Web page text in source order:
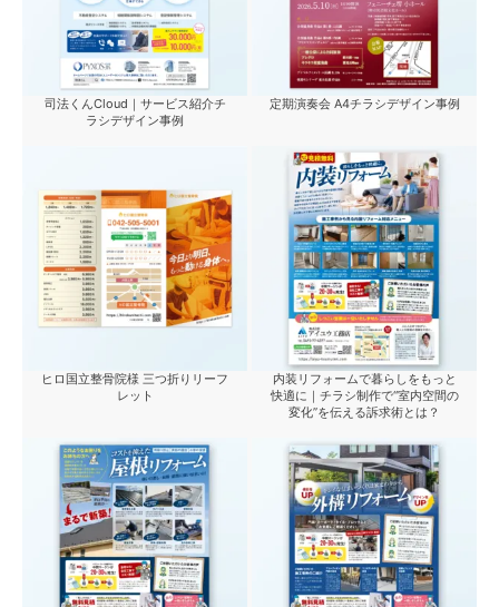
司法くんCloud｜サービス紹介チ
ラシデザイン事例
定期演奏会 A4チラシデザイン事例
ヒロ国立整骨院様 三つ折りリーフ
レット
内装リフォームで暮らしをもっと
快適に｜チラシ制作で“室内空間の
変化”を伝える訴求術とは？